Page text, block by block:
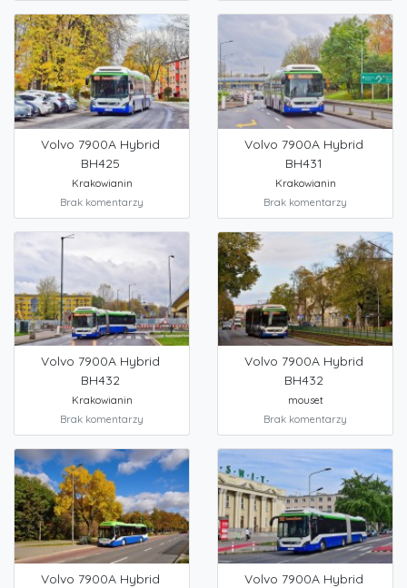
Volvo 7900A Hybrid
BH425
Krakowianin
Brak komentarzy
Volvo 7900A Hybrid
BH431
Krakowianin
Brak komentarzy
Volvo 7900A Hybrid
BH432
Krakowianin
Brak komentarzy
Volvo 7900A Hybrid
BH432
mouset
Brak komentarzy
Volvo 7900A Hybrid
Volvo 7900A Hybrid